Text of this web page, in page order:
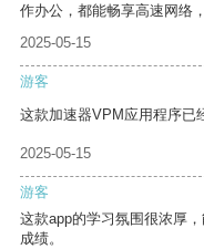
作办公，都能畅享高速网络
2025-05-15
游客
这款加速器VPM应用程序已
2025-05-15
游客
这款app的学习氛围很浓厚
成绩。